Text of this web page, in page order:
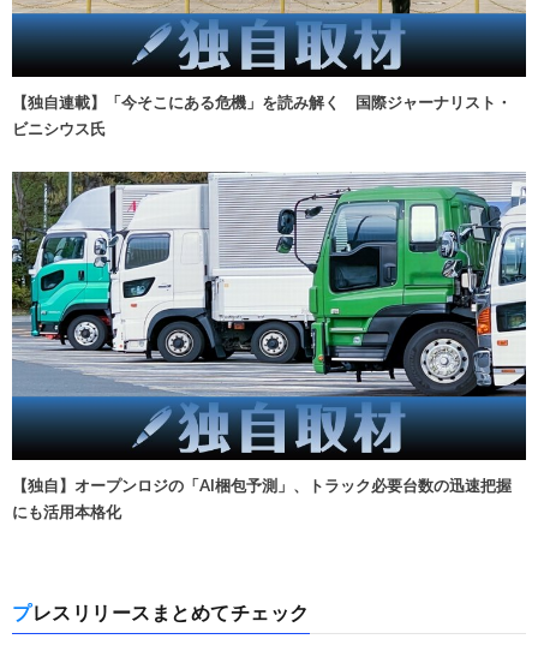
【独自連載】「今そこにある危機」を読み解く 国際ジャーナリスト・
ビニシウス氏
【独自】オープンロジの「AI梱包予測」、トラック必要台数の迅速把握
にも活用本格化
プレスリリースまとめてチェック